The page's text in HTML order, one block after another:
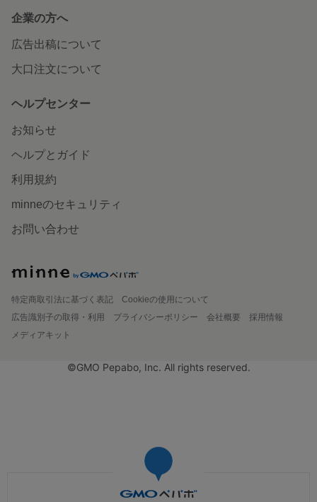
企業の方へ
広告出稿について
大口注文について
ヘルプセンター
お知らせ
ヘルプとガイド
利用規約
minneのセキュリティ
お問い合わせ
特定商取引法に基づく表記
Cookieの使用について
広告識別子の取得・利用
プライバシーポリシー 会社概要
採用情報
メディアキット
©GMO Pepabo, Inc. All rights reserved.